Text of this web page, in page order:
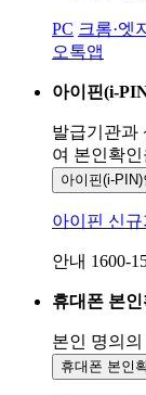
PC 크롬·엣
오톡앱
아이핀(i-
발급기관과
여 본인확인
아이핀(i-PIN)
아이핀 신규
안내 1600-
휴대폰 본
본인 명의
휴대폰 본인